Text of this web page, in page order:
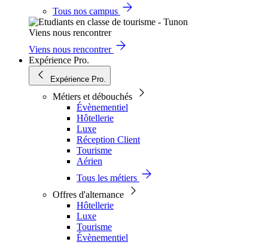
Tous nos campus
Viens nous rencontrer
Viens nous rencontrer
Expérience Pro.
Expérience Pro.
Métiers et débouchés
Évènementiel
Hôtellerie
Luxe
Réception Client
Tourisme
Aérien
Tous les métiers
Offres d'alternance
Hôtellerie
Luxe
Tourisme
Évènementiel